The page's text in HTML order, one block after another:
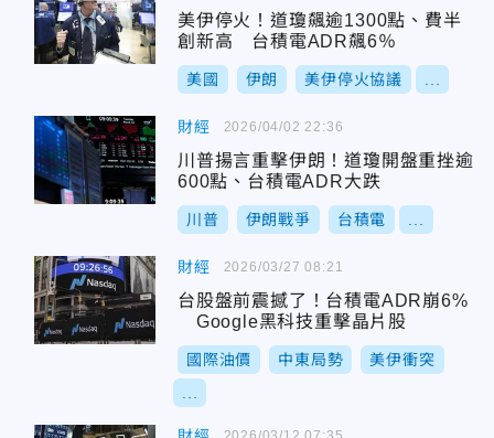
美伊停火！道瓊飆逾1300點、費半
創新高 台積電ADR飆6％
美國 伊朗 美伊停火協議
財經
川普揚言重擊伊朗！道瓊開盤重挫逾
600點、台積電ADR大跌
川普 伊朗戰爭 台積電
2026/04/02 22:36
財經
台股盤前震撼了！台積電ADR崩6%
Google黑科技重擊晶片股
國際油價 中東局勢 美伊衝突
2026/03/27 08:21